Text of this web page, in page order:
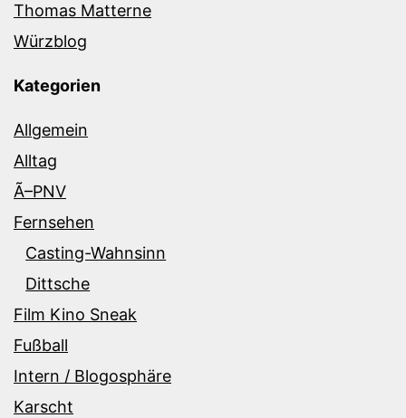
Thomas Matterne
Würzblog
Kategorien
Allgemein
Alltag
Ã–PNV
Fernsehen
Casting-Wahnsinn
Dittsche
Film Kino Sneak
Fußball
Intern / Blogosphäre
Karscht